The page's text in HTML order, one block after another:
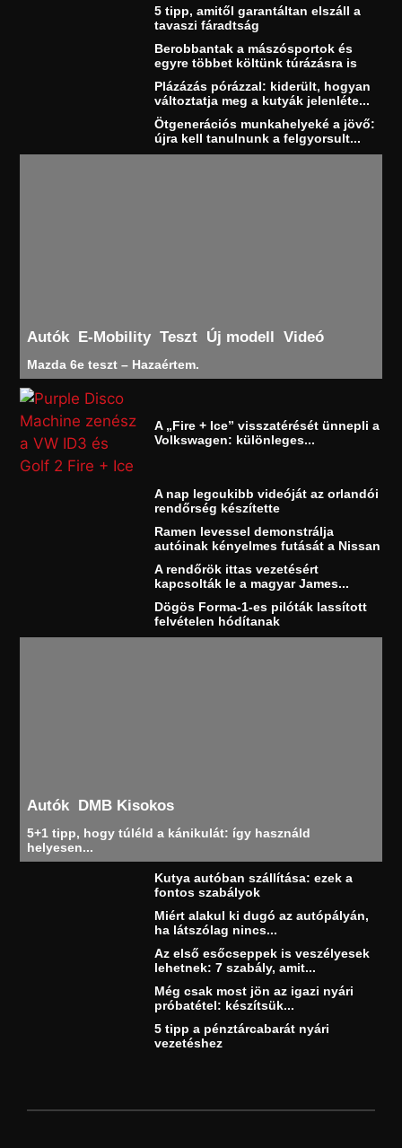
5 tipp, amitől garantáltan elszáll a
tavaszi fáradtság
Berobbantak a mászósportok és
egyre többet költünk túrázásra is
Plázázás pórázzal: kiderült, hogyan
változtatja meg a kutyák jelenléte...
Ötgenerációs munkahelyeké a jövő:
újra kell tanulnunk a felgyorsult...
Autók E-Mobility Teszt Új modell Videó
Mazda 6e teszt – Hazaértem.
A „Fire + Ice” visszatérését ünnepli a
Volkswagen: különleges...
A nap legcukibb videóját az orlandói
rendőrség készítette
Ramen levessel demonstrálja
autóinak kényelmes futását a Nissan
A rendőrök ittas vezetésért
kapcsolták le a magyar James...
Dögös Forma-1-es pilóták lassított
felvételen hódítanak
Autók DMB Kisokos
5+1 tipp, hogy túléld a kánikulát: így használd
helyesen...
Kutya autóban szállítása: ezek a
fontos szabályok
Miért alakul ki dugó az autópályán,
ha látszólag nincs...
Az első esőcseppek is veszélyesek
lehetnek: 7 szabály, amit...
Még csak most jön az igazi nyári
próbatétel: készítsük...
5 tipp a pénztárcabarát nyári
vezetéshez